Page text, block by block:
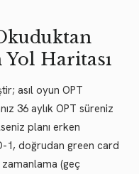
Haritası
asıl oyun OPT
36 aylık OPT süreniz
planı erken
1, doğrudan green card
zamanlama (geç